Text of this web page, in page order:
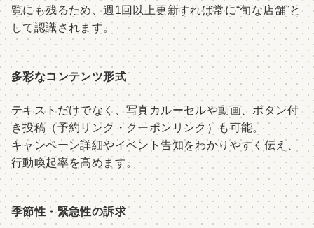
覧にも残るため、週1回以上更新すれば常に“旬な店舗”と
して認識されます。
多彩なコンテンツ形式
テキストだけでなく、写真カルーセルや動画、ボタン付
き投稿（予約リンク・クーポンリンク）も可能。
キャンペーン詳細やイベント告知をわかりやすく伝え、
行動喚起率を高めます。
季節性・緊急性の訴求